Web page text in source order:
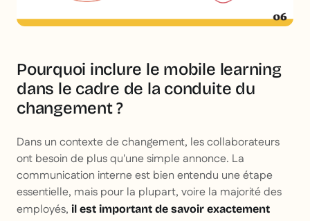
Pourquoi inclure le mobile learning
dans le cadre de la conduite du
changement ?
Dans un contexte de changement, les collaborateurs
ont besoin de plus qu'une simple annonce. La
communication interne est bien entendu une étape
essentielle, mais pour la plupart, voire la majorité des
employés, il est important de savoir exactement